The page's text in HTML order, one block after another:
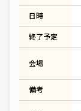
日時
終了予定
会場
備考